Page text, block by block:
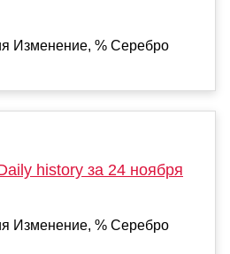
Изменение, % Серебро
history за 24 ноября
Изменение, % Серебро